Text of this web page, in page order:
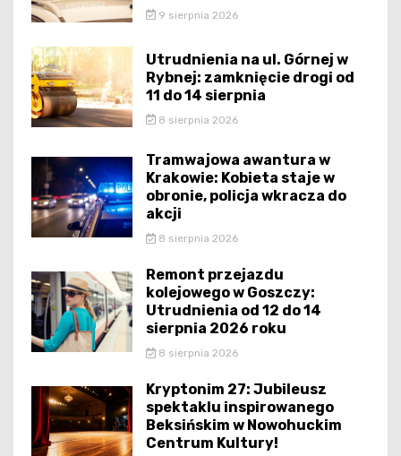
9 sierpnia 2026
Utrudnienia na ul. Górnej w
Rybnej: zamknięcie drogi od
11 do 14 sierpnia
8 sierpnia 2026
Tramwajowa awantura w
Krakowie: Kobieta staje w
obronie, policja wkracza do
akcji
8 sierpnia 2026
Remont przejazdu
kolejowego w Goszczy:
Utrudnienia od 12 do 14
sierpnia 2026 roku
8 sierpnia 2026
Kryptonim 27: Jubileusz
spektaklu inspirowanego
Beksińskim w Nowohuckim
Centrum Kultury!